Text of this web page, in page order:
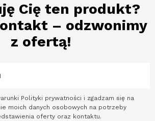
Cię ten produkt?
– odzwonimy
z ofertą!
Polityki prywatności i zgadzam się na
moich danych osobowych na potrzeby
oferty oraz kontaktu.